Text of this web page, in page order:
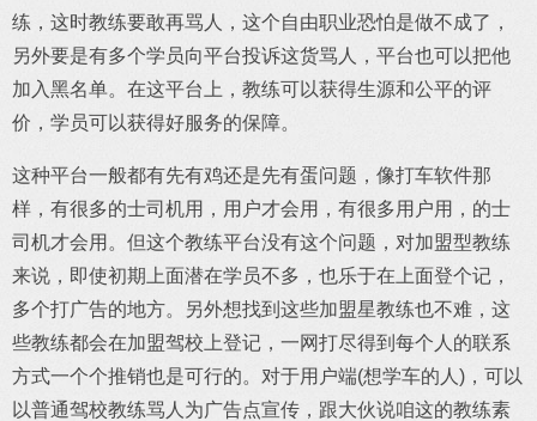
练，这时教练要敢再骂人，这个自由职业恐怕是做不成了，
另外要是有多个学员向平台投诉这货骂人，平台也可以把他
加入黑名单。在这平台上，教练可以获得生源和公平的评
价，学员可以获得好服务的保障。
这种平台一般都有先有鸡还是先有蛋问题，像打车软件那
样，有很多的士司机用，用户才会用，有很多用户用，的士
司机才会用。但这个教练平台没有这个问题，对加盟型教练
来说，即使初期上面潜在学员不多，也乐于在上面登个记，
多个打广告的地方。另外想找到这些加盟星教练也不难，这
些教练都会在加盟驾校上登记，一网打尽得到每个人的联系
方式一个个推销也是可行的。对于用户端(想学车的人)，可以
以普通驾校教练骂人为广告点宣传，跟大伙说咱这的教练素